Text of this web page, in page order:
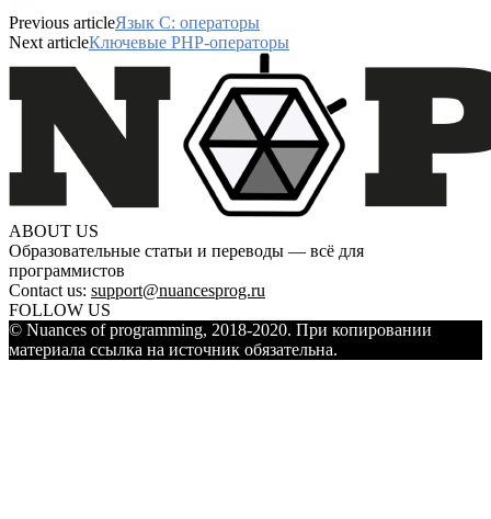
Previous articleЯзык C: операторы
Next articleКлючевые PHP-операторы
ABOUT US
Образовательные статьи и переводы — всё для
программистов
Contact us: support@nuancesprog.ru
FOLLOW US
© Nuances of programming, 2018-2020. При копировании
материала ссылка на источник обязательна.